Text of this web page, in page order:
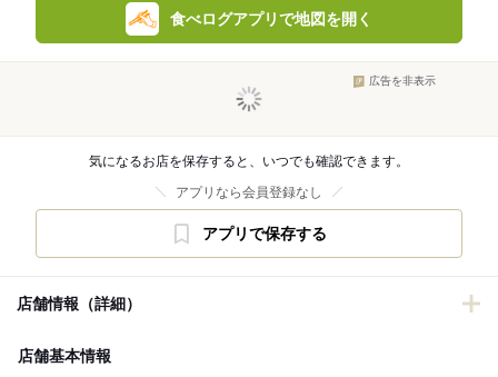
食べログアプリで地図を開く
広告を非表示
気になるお店を保存すると、いつでも確認できます。
アプリなら会員登録なし
アプリで保存する
店舗情報（詳細）
店舗基本情報